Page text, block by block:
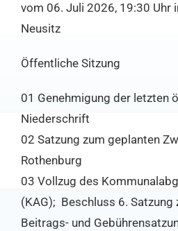
vom 06. Juli 2026, 19:30 Uhr
Neusitz
Öffentliche Sitzung
01 Genehmigung der letzten
Niederschrift
02 Satzung zum geplanten
Rothenburg
03 Vollzug des
(KAG); Beschluss 6. Satzung
Beitrags- und